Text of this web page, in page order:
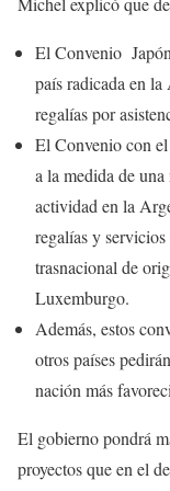
El Convenio
país radicada en
regalías por
El Convenio con
a la medida de
actividad en la
regalías y
trasnacional de
Luxemburgo.
Además, estos
otros países
nación más
El gobierno pondrá
proyectos que en el